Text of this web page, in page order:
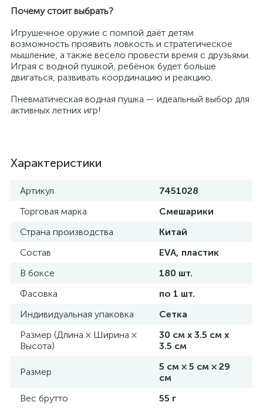
Почему стоит выбрать?
Игрушечное оружие с помпой даёт детям
возможность проявить ловкость и стратегическое
мышление, а также весело провести время с друзьями.
Играя с водной пушкой, ребёнок будет больше
двигаться, развивать координацию и реакцию.
Пневматическая водная пушка — идеальный выбор для
активных летних игр!
Характеристики
Артикул
7451028
Торговая марка
Смешарики
Страна производства
Китай
Состав
EVA, пластик
В боксе
180 шт.
Фасовка
по 1 шт.
Индивидуальная упаковка
Сетка
Размер (Длина × Ширина ×
Высота)
30 см х 3.5 см х
3.5 см
Размер
5 см × 5 см × 29
см
Вес брутто
55 г